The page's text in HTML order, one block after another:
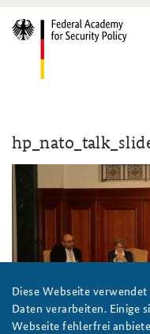
Advisory Board
Organisation
The Association of
Partners
Young Leaders in
Directions
Seminars,
Security Policy
Core Course on Security
German Forum on
Public Events
Further Events
Working Papers
Diese Webseite
Daten verarbeiten. Einige
Webseite fehlerfrei